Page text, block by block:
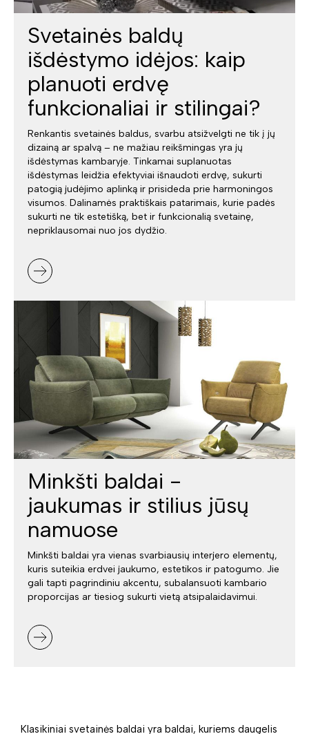
Svetainės baldų
išdėstymo idėjos: kaip
planuoti erdvę
funkcionaliai ir stilingai?
Renkantis svetainės baldus, svarbu atsižvelgti ne tik į jų
dizainą ar spalvą – ne mažiau reikšmingas yra jų
išdėstymas kambaryje. Tinkamai suplanuotas
išdėstymas leidžia efektyviai išnaudoti erdvę, sukurti
patogią judėjimo aplinką ir prisideda prie harmoningos
visumos. Dalinamės praktiškais patarimais, kurie padės
sukurti ne tik estetišką, bet ir funkcionalią svetainę,
nepriklausomai nuo jos dydžio.
Minkšti baldai -
jaukumas ir stilius jūsų
namuose
Minkšti baldai yra vienas svarbiausių interjero elementų,
kuris suteikia erdvei jaukumo, estetikos ir patogumo. Jie
gali tapti pagrindiniu akcentu, subalansuoti kambario
proporcijas ar tiesiog sukurti vietą atsipalaidavimui.
Klasikiniai svetainės baldai yra baldai, kuriems daugelis